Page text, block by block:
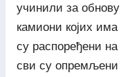
учинили за
камиони којих
су распоређени
сви су опремљени